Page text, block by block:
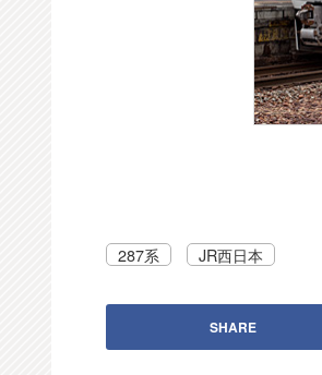
287系 JR西日本
SHARE